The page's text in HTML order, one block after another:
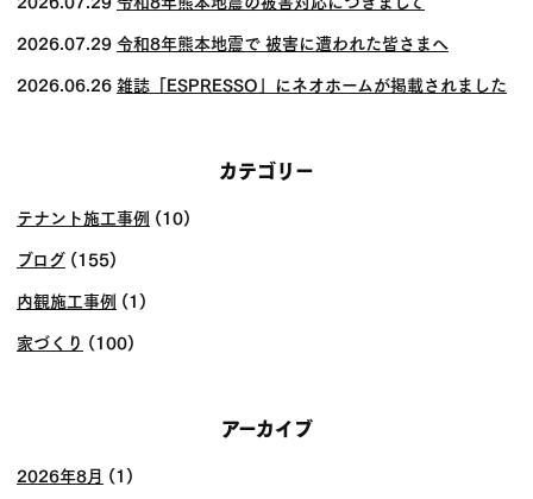
り
2026.07.29令和8年熊本地震で 被害に遭われた皆さまへ
2026.06.26雑誌「ESPRESSO」にネオホームが掲載されました
カテゴリー
テナント施工事例 (10)
ブログ (155)
内観施工事例 (1)
家づくり (100)
アーカイブ
2026年8月 (1)